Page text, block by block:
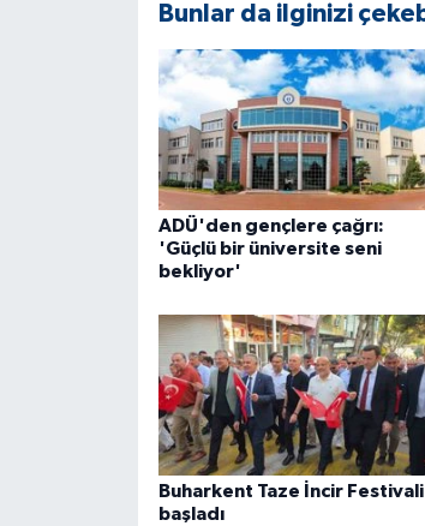
Bunlar da ilginizi
ADÜ'den gençlere çağrı:
'Güçlü bir üniversite seni
bekliyor'
Buharkent Taze İncir Festivali
başladı